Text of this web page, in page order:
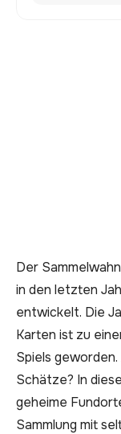
Der
in den letzten
entwickelt. Die
Karten ist zu
Spiels
Schätze? In
geheime
Sammlung mit